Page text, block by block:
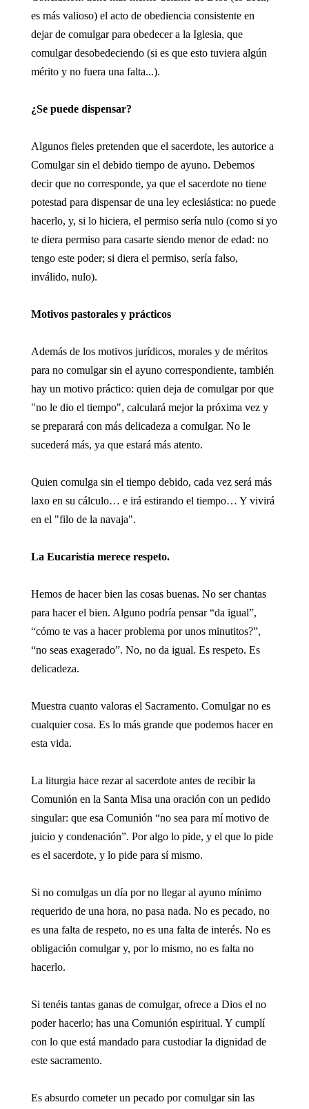
es más valioso) el acto de obediencia consistente en
dejar de comulgar para obedecer a la Iglesia, que
comulgar desobedeciendo (si es que esto tuviera algún
mérito y no fuera una falta...).
¿Se puede dispensar?
Algunos fieles pretenden que el sacerdote, les autorice a
Comulgar sin el debido tiempo de ayuno. Debemos
decir que no corresponde, ya que el sacerdote no tiene
potestad para dispensar de una ley eclesiástica: no puede
hacerlo, y, si lo hiciera, el permiso sería nulo (como si yo
te diera permiso para casarte siendo menor de edad: no
tengo este poder; si diera el permiso, sería falso,
inválido, nulo).
Motivos pastorales y prácticos
Además de los motivos jurídicos, morales y de méritos
para no comulgar sin el ayuno correspondiente, también
hay un motivo práctico: quien deja de comulgar por que
"no le dio el tiempo", calculará mejor la próxima vez y
se preparará con más delicadeza a comulgar. No le
sucederá más, ya que estará más atento.
Quien comulga sin el tiempo debido, cada vez será más
laxo en su cálculo… e irá estirando el tiempo… Y vivirá
en el "filo de la navaja".
La Eucaristía merece respeto.
Hemos de hacer bien las cosas buenas. No ser chantas
para hacer el bien. Alguno podría pensar “da igual”,
“cómo te vas a hacer problema por unos minutitos?”,
“no seas exagerado”. No, no da igual. Es respeto. Es
delicadeza.
Muestra cuanto valoras el Sacramento. Comulgar no es
cualquier cosa. Es lo más grande que podemos hacer en
esta vida.
La liturgia hace rezar al sacerdote antes de recibir la
Comunión en la Santa Misa una oración con un pedido
singular: que esa Comunión “no sea para mí motivo de
juicio y condenación”. Por algo lo pide, y el que lo pide
es el sacerdote, y lo pide para sí mismo.
Si no comulgas un día por no llegar al ayuno mínimo
requerido de una hora, no pasa nada. No es pecado, no
es una falta de respeto, no es una falta de interés. No es
obligación comulgar y, por lo mismo, no es falta no
hacerlo.
Si tenéis tantas ganas de comulgar, ofrece a Dios el no
poder hacerlo; has una Comunión espiritual. Y cumplí
con lo que está mandado para custodiar la dignidad de
este sacramento.
Es absurdo cometer un pecado por comulgar sin las